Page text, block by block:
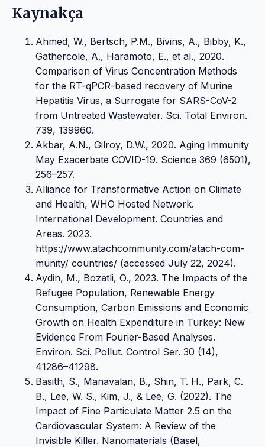
Kaynakça
Ahmed, W., Bertsch, P.M., Bivins, A., Bibby, K.,
Gathercole, A., Haramoto, E., et al., 2020.
Comparison of Virus Concentration Methods
for the RT-qPCR-based recovery of Murine
Hepatitis Virus, a Surrogate for SARS-CoV-2
from Untreated Wastewater. Sci. Total Environ.
739, 139960.
Akbar, A.N., Gilroy, D.W., 2020. Aging Immunity
May Exacerbate COVID-19. Science 369 (6501),
256–257.
Alliance for Transformative Action on Climate
and Health, WHO Hosted Network.
International Development. Countries and
Areas. 2023.
https://www.atachcommunity.com/atach-com-
munity/ countries/ (accessed July 22, 2024).
Aydin, M., Bozatli, O., 2023. The Impacts of the
Refugee Population, Renewable Energy
Consumption, Carbon Emissions and Economic
Growth on Health Expenditure in Turkey: New
Evidence From Fourier-Based Analyses.
Environ. Sci. Pollut. Control Ser. 30 (14),
41286–41298.
Basith, S., Manavalan, B., Shin, T. H., Park, C.
B., Lee, W. S., Kim, J., & Lee, G. (2022). The
Impact of Fine Particulate Matter 2.5 on the
Cardiovascular System: A Review of the
Invisible Killer. Nanomaterials (Basel,